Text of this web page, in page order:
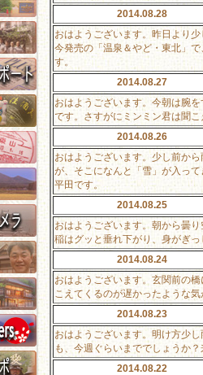
2014.08.28
おはようございます。昨日より
今発売の「温泉＆やど・東北」
す。
2014.08.27
おはようございます。今朝は腕
です。さすがにミンミン君は聞
2014.08.26
おはようございます。少し前か
が、そこになんと「雪」が入っ
平田です。
2014.08.25
おはようございます。朝から曇
稲はグッと垂れ下がり、身がぎ
2014.08.24
おはようございます。玄関前の
こえてくるのが遅かったような
2014.08.23
おはようございます。明け方少
も、今週ぐらいまででしょうか
2014.08.22